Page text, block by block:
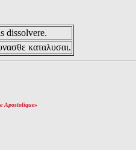
dissolvere.
καταλυσαι.
Apostolique»